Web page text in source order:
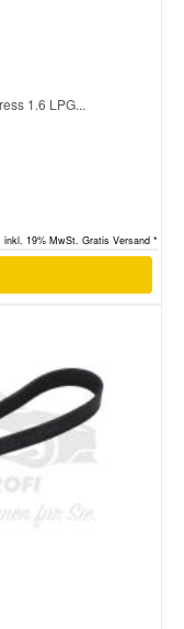
1.6 LPG...
inkl. 19% MwSt. Gratis Versand *